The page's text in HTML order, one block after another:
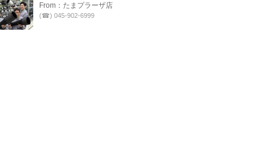
From：たまプラーザ店
(☎) 045-902-6999